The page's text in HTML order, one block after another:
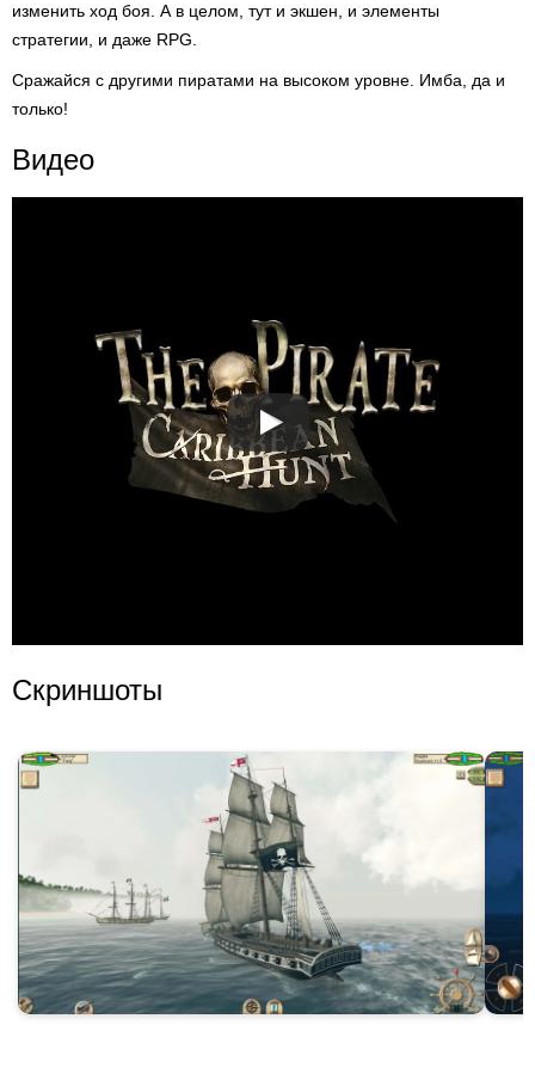
изменить ход боя. А в целом, тут и экшен, и элементы
стратегии, и даже RPG.
Сражайся с другими пиратами на высоком уровне. Имба, да и
только!
Видео
Скриншоты